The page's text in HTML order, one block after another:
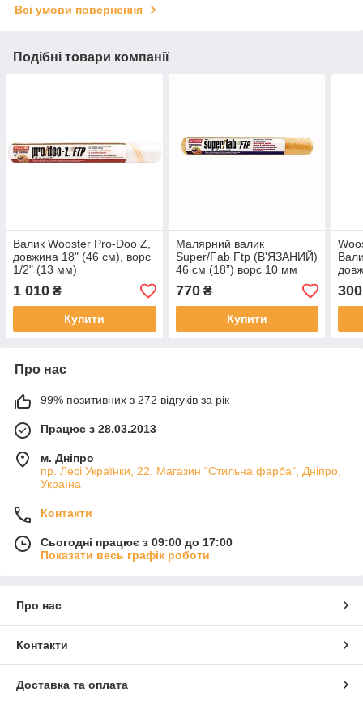
Всі умови повернення
Подібні товари компанії
Валик Wooster Pro-Doo Z,
довжина 18" (46 см), ворс
1/2" (13 мм)
1 010 ₴
Купити
Малярний валик
Super/Fab Ftp (В'ЯЗАНИЙ)
46 см (18”) ворс 10 мм
(3/8”)
770₴
Купити
9/
300
Про нас
99% позитивних з 272 відгуків за рік
Працює з 28.03.2013
м. Дніпро
пр. Лесі Українки, 22. Магазин "Стильна фарба", Дніпро,
Україна
Контакти
Сьогодні працює з 09:00 до 17:00
Показати весь графік роботи
Про нас
Контакти
Доставка та оплата